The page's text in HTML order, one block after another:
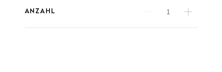
ANZAHL